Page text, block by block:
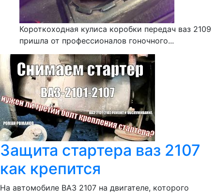
Короткоходная кулиса коробки передач ваз 2109
пришла от профессионалов гоночного...
Защита стартера ваз 2107
как крепится
На автомобиле ВАЗ 2107 на двигателе, которого